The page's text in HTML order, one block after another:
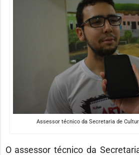
Assessor técnico da Secretaria de
O assessor técnico da